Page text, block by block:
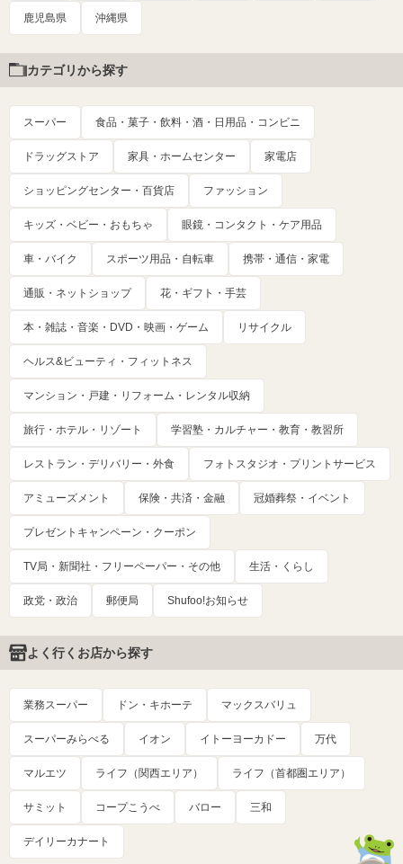
鹿児島県 沖縄県
カテゴリから探す
スーパー 食品・菓子・飲料・酒・日用品・コンビニ
ドラッグストア 家具・ホームセンター 家電店
ショッピングセンター・百貨店 ファッション
キッズ・ベビー・おもちゃ 眼鏡・コンタクト・ケア用品
車・バイク スポーツ用品・自転車 携帯・通信・家電
通販・ネットショップ 花・ギフト・手芸
本・雑誌・音楽・DVD・映画・ゲーム リサイクル
ヘルス&ビューティ・フィットネス
マンション・戸建・リフォーム・レンタル収納
旅行・ホテル・リゾート 学習塾・カルチャー・教育・教習所
レストラン・デリバリー・外食 フォトスタジオ・プリントサービス
アミューズメント 保険・共済・金融 冠婚葬祭・イベント
プレゼントキャンペーン・クーポン
TV局・新聞社・フリーペーパー・その他 生活・くらし
政党・政治 郵便局 Shufoo!お知らせ
よく行くお店から探す
業務スーパー ドン・キホーテ マックスバリュ
スーパーみらべる イオン イトーヨーカドー 万代
マルエツ ライフ（関西エリア） ライフ（首都圏エリア）
サミット コープこうべ バロー 三和
デイリーカナート